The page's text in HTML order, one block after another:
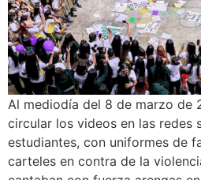
Al mediodía del 8 de marzo de
circular los videos en las redes
estudiantes, con uniformes de
carteles en contra de la